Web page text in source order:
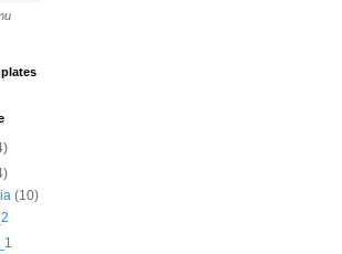
(10)